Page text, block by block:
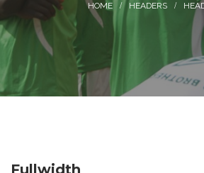
HEADERS
Fullwidth